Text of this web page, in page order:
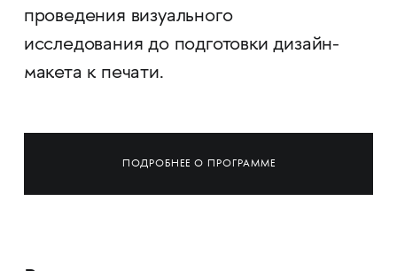
проведения визуального
исследования до подготовки дизайн-
макета к печати.
ПОДРОБНЕЕ О ПРОГРАММЕ